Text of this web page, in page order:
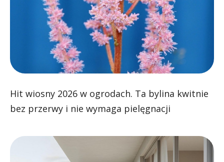
Hit wiosny 2026 w ogrodach. Ta bylina kwitnie
bez przerwy i nie wymaga pielęgnacji